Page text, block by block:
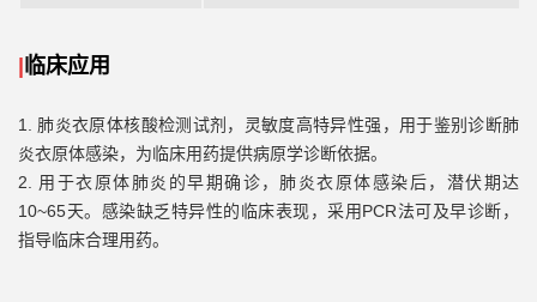
临床应用
1. 肺炎衣原体核酸检测试剂，灵敏度高特异性强，用于鉴别诊断肺
炎衣原体感染，为临床用药提供病原学诊断依据。
2. 用于衣原体肺炎的早期确诊，肺炎衣原体感染后，潜伏期达
10~65天。感染缺乏特异性的临床表现，采用PCR法可及早诊断，
指导临床合理用药。